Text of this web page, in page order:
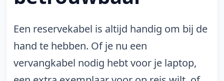
Een reservekabel is altijd handig om bij de
hand te hebben. Of je nu een
vervangkabel nodig hebt voor je laptop,